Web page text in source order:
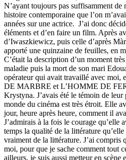
N’ayant toujours pas suffisamment de
histoire contemporaine que l’on
années sur une actrice. J’ai donc
éléments et d’en faire un film. Après
d’Iwaszkiewicz, puis celle d’après
apporté une quinzaine de feuilles, en
C’était la description d’un moment
maladie puis la mort de son mari
opérateur qui avait travaillé avec moi,
DE MARBRE et L’HOMME DE
Krystyna. J’avais été le témoin de
monde du cinéma est très étroit. Elle
jour, heure après heure, comment il
J’admirais à la fois le courage qu’elle
temps la qualité de la littérature
vraiment de la littérature. J’ai compris
moi, pour que je sache comment tout
ailleurs, je suis aussi metteur en scène